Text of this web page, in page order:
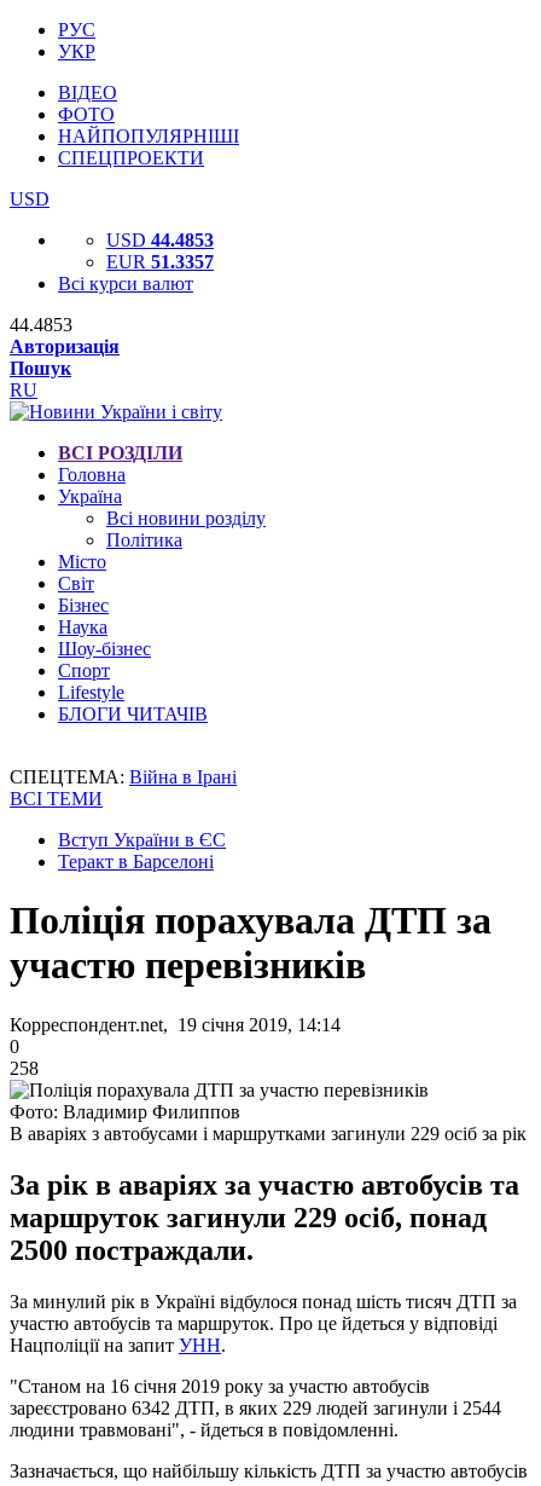
РУС
УКР
ВІДЕО
ФОТО
НАЙПОПУЛЯРНІШІ
СПЕЦПРОЕКТИ
USD
USD 44.4853
EUR 51.3357
Всі курси валют
44.4853
Авторизація
Пошук
RU
ВСІ РОЗДІЛИ
Головна
Україна
Всі новини розділу
Політика
Місто
Світ
Бізнес
Наука
Шоу-бізнес
Спорт
Lifestyle
БЛОГИ ЧИТАЧІВ
СПЕЦТЕМА: Війна в Ірані
ВСІ ТЕМИ
Вступ України в ЄС
Теракт в Барселоні
Поліція порахувала ДТП за
участю перевізників
Корреспондент.net, 19 січня 2019, 14:14
0
258
Фото: Владимир Филиппов
В аваріях з автобусами і маршрутками загинули 229 осіб за рік
За рік в аваріях за участю автобусів та
маршруток загинули 229 осіб, понад
2500 постраждали.
За минулий рік в Україні відбулося понад шість тисяч ДТП за
участю автобусів та маршруток. Про це йдеться у відповіді
Нацполіції на запит УНН.
"Станом на 16 січня 2019 року за участю автобусів
зареєстровано 6342 ДТП, в яких 229 людей загинули і 2544
людини травмовані", - йдеться в повідомленні.
Зазначається, що найбільшу кількість ДТП за участю автобусів